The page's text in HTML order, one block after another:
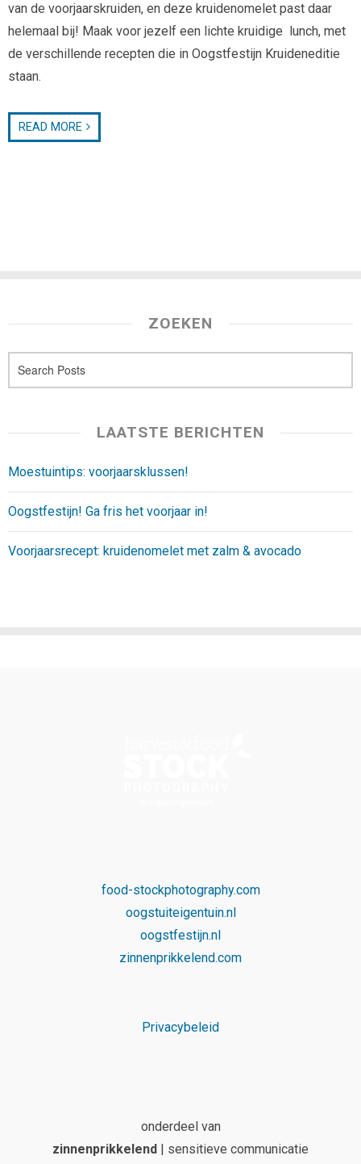
van de voorjaarskruiden, en deze kruidenomelet past daar
helemaal bij! Maak voor jezelf een lichte kruidige lunch, met
de verschillende recepten die in Oogstfestijn Kruideneditie
staan.
READ MORE
ZOEKEN
LAATSTE BERICHTEN
Moestuintips: voorjaarsklussen!
Oogstfestijn! Ga fris het voorjaar in!
Voorjaarsrecept: kruidenomelet met zalm & avocado
food-stockphotography.com
oogstuiteigentuin.nl
oogstfestijn.nl
zinnenprikkelend.com
Privacybeleid
onderdeel van
zinnenprikkelend
| sensitieve communicatie